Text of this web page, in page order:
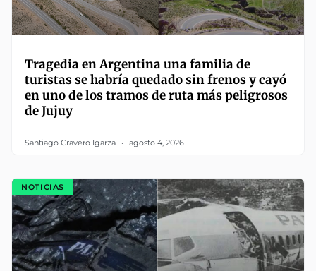
Tragedia en Argentina una familia de
turistas se habría quedado sin frenos y cayó
en uno de los tramos de ruta más peligrosos
de Jujuy
Santiago Cravero Igarza agosto 4, 2026
NOTICIAS